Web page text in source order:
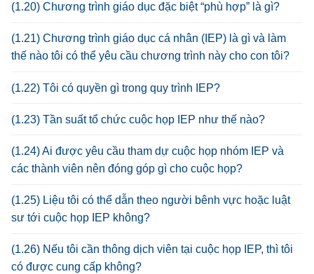
(1.20) Chương trình giáo dục đặc biệt “phù hợp” là gì?
(1.21) Chương trình giáo dục cá nhân (IEP) là gì và làm
thế nào tôi có thể yêu cầu chương trình này cho con tôi?
(1.22) Tôi có quyền gì trong quy trình IEP?
(1.23) Tần suất tổ chức cuộc họp IEP như thế nào?
(1.24) Ai được yêu cầu tham dự cuộc họp nhóm IEP và
các thành viên nên đóng góp gì cho cuộc họp?
(1.25) Liệu tôi có thể dẫn theo người bênh vực hoặc luật
sư tới cuộc họp IEP không?
(1.26) Nếu tôi cần thông dịch viên tại cuộc họp IEP, thì tôi
có được cung cấp không?